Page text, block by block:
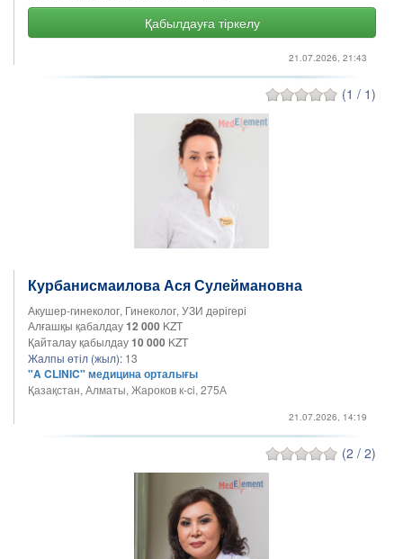
Қабылдауға тіркелу
21.07.2026, 21:43
(1 / 1)
Курбанисмаилова Ася Сулеймановна
Акушер-гинеколог, Гинеколог, УЗИ дәрігері
Алғашқы қабалдау12 000 KZT
Қайталау қабылдау10 000 KZT
Жалпы өтіл (жыл): 13
"A CLINIC" медицина орталығы
Қазақстан, Алматы, Жароков к-ci, 275А
21.07.2026, 14:19
(2 / 2)